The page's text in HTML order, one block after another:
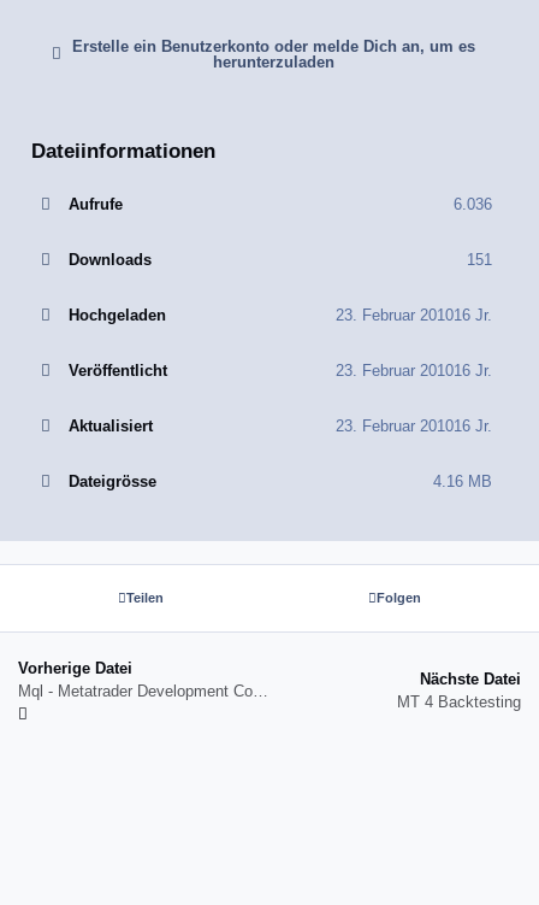
Erstelle ein Benutzerkonto oder melde Dich an, um es
herunterzuladen
Dateiinformationen
Aufrufe 6.036
Downloads 151
Hochgeladen 23. Februar 201016 Jr.
Veröffentlicht 23. Februar 201016 Jr.
Aktualisiert 23. Februar 201016 Jr.
Dateigrösse 4.16 MB
Teilen Folgen
Vorherige Datei
Nächste Datei
MT 4 Backtesting